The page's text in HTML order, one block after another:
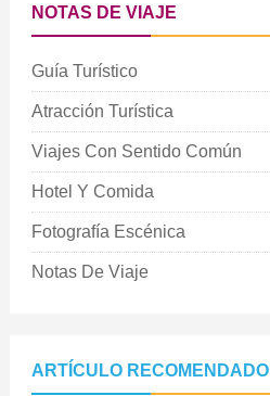
NOTAS DE VIAJE
Guía Turístico
Atracción Turística
Viajes Con Sentido Común
Hotel Y Comida
Fotografía Escénica
Notas De Viaje
ARTÍCULO RECOMENDADO